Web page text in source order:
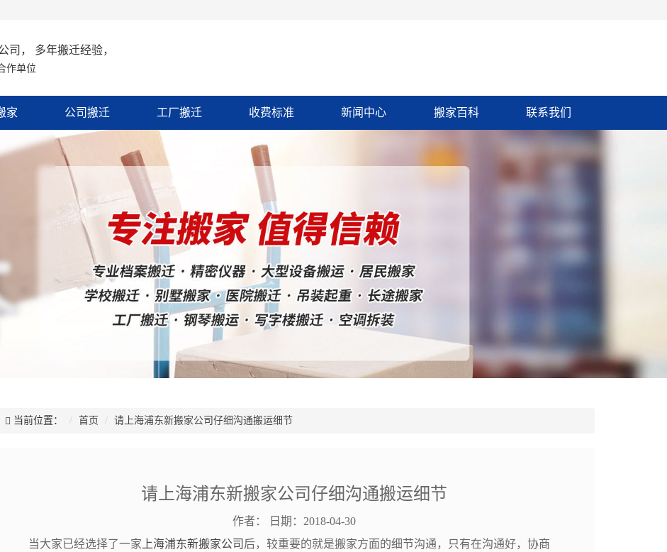
司， 多年搬迁经验，
作单位
家 公司搬迁 工厂搬迁 收费标准 新闻中心 搬家百科 联系我们
当前位置： 首页 请上海浦东新搬家公司仔细沟通搬运细节
请上海浦东新搬家公司仔细沟通搬运细节
作者：
日期：2018-04-30
当大家已经选择了一家 上海浦东新搬家公司 后，较重要的就是搬家方面的细节沟通，只有在沟通好，协商